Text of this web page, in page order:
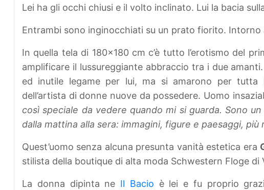
Lei ha gli occhi chiusi e il volto inclinato. Lui la bacia
Entrambi sono inginocchiati su un prato fiorito. Intorno
In quella tela di 180x180 cm c’è tutto l’erotismo del
amplificare il lussureggiante abbraccio tra i due
ed inutile legame per lui, ma si amarono per tutta
dell’artista di donne nuove da possedere. Uomo
così speciale da vedere quando mi si guarda. Sono
dalla mattina alla sera: immagini, figure e paesaggi,
Quest’uomo senza alcuna presunta vanità estetica era
stilista della boutique di alta moda Schwestern Floge di
La donna dipinta ne Il Bacio è lei e fu proprio